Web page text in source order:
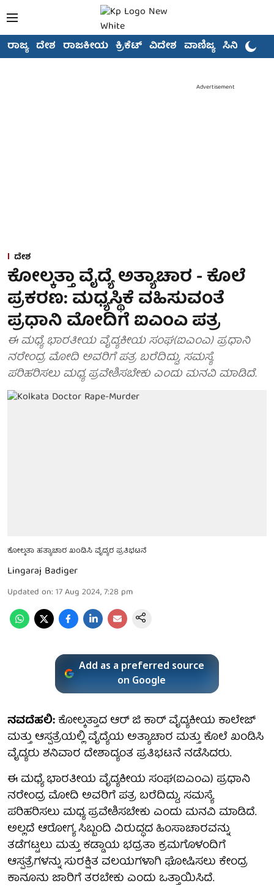
ರಾಜ್ಯ ದೇಶ ರಾಜಕೀಯ ಕ್ರಿಕೆಟ್ ವಿದೇಶ ವಾಣಿಜ್ಯ ಸಿನಿಮಾ
Advertisement
ದೇಶ
ಕೋಲ್ಕತ್ತಾ ವೈದ್ಯೆ ಅತ್ಯಾಚಾರ - ಕೊಲೆ
ಪ್ರಕರಣ: ಮಧ್ಯಸ್ಥಿಕೆ ವಹಿಸುವಂತೆ
ಪ್ರಧಾನಿ ಮೋದಿಗೆ ಐಎಂಎ ಪತ್ರ
ಈ ಮಧ್ಯೆ ಭಾರತೀಯ ವೈದ್ಯಕೀಯ ಸಂಘ(ಐಎಂಎ) ಪ್ರಧಾನಿ
ನರೇಂದ್ರ ಮೋದಿ ಅವರಿಗೆ ಪತ್ರ ಬರೆದಿದ್ದು, ಸಮಸ್ಯೆ
ಪರಿಹರಿಸಲು ಮಧ್ಯ ಪ್ರವೇಶಿಸಬೇಕು ಎಂದು ಮನವಿ ಮಾಡಿದೆ.
ಕೋಲ್ಕತಾ ಹತ್ಯಾಚಾರ ಖಂಡಿಸಿ ವೈದ್ಯರ ಪ್ರತಿಭಟನೆ
Lingaraj Badiger
Updated on: 17 Aug 2024, 7:28 pm
Add as a preferred source
on Google
ನವದೆಹಲಿ:ಕೋಲ್ಕತ್ತಾದ ಆರ್ ಜಿ ಕಾರ್ ವೈದ್ಯಕೀಯ ಕಾಲೇಜ್
ಮತ್ತು ಆಸ್ಪತ್ರೆಯಲ್ಲಿ ವೈದ್ಯೆಯ ಅತ್ಯಾಚಾರ ಮತ್ತು ಕೊಲೆ ಖಂಡಿಸಿ
ವೈದ್ಯರು ಶನಿವಾರ ದೇಶಾದ್ಯಂತ ಪ್ರತಿಭಟನೆ ನಡೆಸಿದರು.
ಈ ಮಧ್ಯೆ ಭಾರತೀಯ ವೈದ್ಯಕೀಯ ಸಂಘ(ಐಎಂಎ) ಪ್ರಧಾನಿ
ನರೇಂದ್ರ ಮೋದಿ ಅವರಿಗೆ ಪತ್ರ ಬರೆದಿದ್ದು, ಸಮಸ್ಯೆ
ಪರಿಹರಿಸಲು ಮಧ್ಯ ಪ್ರವೇಶಿಸಬೇಕು ಎಂದು ಮನವಿ ಮಾಡಿದೆ.
ಅಲ್ಲದೆ ಆರೋಗ್ಯ ಸಿಬ್ಬಂದಿ ವಿರುದ್ಧದ ಹಿಂಸಾಚಾರವನ್ನು
ತಡೆಗಟ್ಟಲು ಮತ್ತು ಕಡ್ಡಾಯ ಭದ್ರತಾ ಕ್ರಮಗೊಳಂದಿಗೆ
ಆಸ್ಪತ್ರೆಗಳನ್ನು ಸುರಕ್ಷಿತ ವಲಯಗಳಾಗಿ ಘೋಷಿಸಲು ಕೇಂದ್ರ
ಕಾನೂನು ಜಾರಿಗೆ ತರಬೇಕು ಎಂದು ಒತ್ತಾಯಿಸಿದೆ.